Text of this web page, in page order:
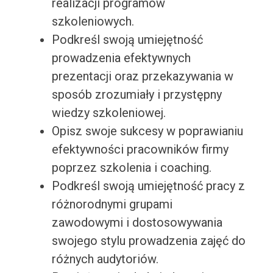
realizacji programów
szkoleniowych.
Podkreśl swoją umiejętność
prowadzenia efektywnych
prezentacji oraz przekazywania w
sposób zrozumiały i przystępny
wiedzy szkoleniowej.
Opisz swoje sukcesy w poprawianiu
efektywności pracowników firmy
poprzez szkolenia i coaching.
Podkreśl swoją umiejętność pracy z
różnorodnymi grupami
zawodowymi i dostosowywania
swojego stylu prowadzenia zajęć do
różnych audytoriów.